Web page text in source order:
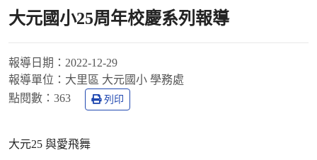
大元國小25周年校慶系列報導
報導日期： 2022-12-29
報導單位： 大里區 大元國小 學務處
點閱數： 363 列印
大元25 與愛飛舞